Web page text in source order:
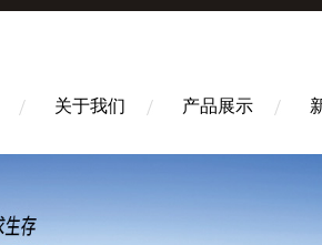
关于我们 产品展示